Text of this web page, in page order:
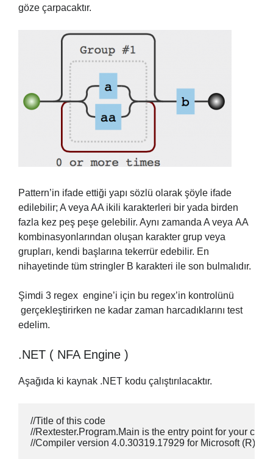
göze çarpacaktır.
Pattern’in ifade ettiği yapı sözlü olarak şöyle ifade
edilebilir; A veya AA ikili karakterleri bir yada birden
fazla kez peş peşe gelebilir. Aynı zamanda A veya AA
kombinasyonlarından oluşan karakter grup veya
grupları, kendi başlarına tekerrür edebilir. En
nihayetinde tüm stringler B karakteri ile son bulmalıdır.
Şimdi 3 regex engine’i için bu regex’in kontrolünü
gerçekleştirirken ne kadar zaman harcadıklarını test
edelim.
.NET ( NFA Engine )
Aşağıda ki kaynak .NET kodu çalıştırılacaktır.
//Title of this code
//Rextester.Program.Main is the entry point for your
//Compiler version 4.0.30319.17929 for Microsoft (R)